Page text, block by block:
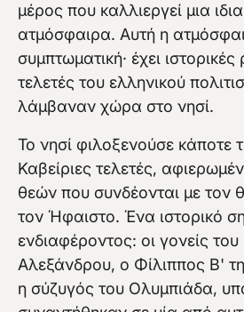
μέρος που καλλιεργεί μια
ατμόσφαιρα. Αυτή η
συμπτωματική· έχει ιστορικές
τελετές του ελληνικού
λάμβαναν χώρα στο νησί.
Το νησί φιλοξενούσε κάποτε
Καβείριες τελετές,
θεών που συνδέονται με τον
τον Ήφαιστο. Ένα ιστορικό
ενδιαφέροντος: οι γονείς
Αλεξάνδρου, ο Φίλιππος Β'
η σύζυγός του Ολυμπιάδα,